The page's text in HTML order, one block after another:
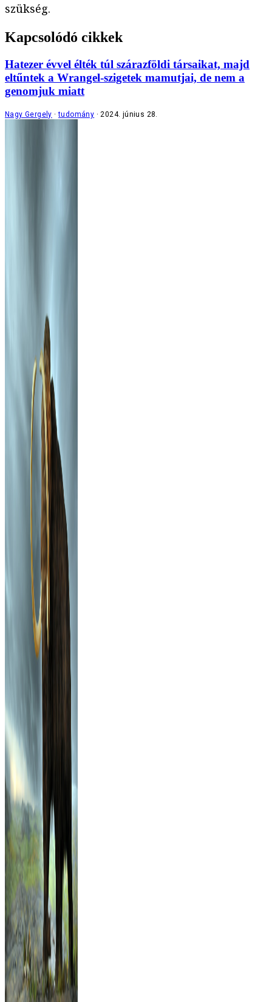
szükség.
Kapcsolódó cikkek
Hatezer évvel élték túl szárazföldi társaikat, majd
eltűntek a Wrangel-szigetek mamutjai, de nem a
genomjuk miatt
Nagy Gergely tudomány 2024. június 28.